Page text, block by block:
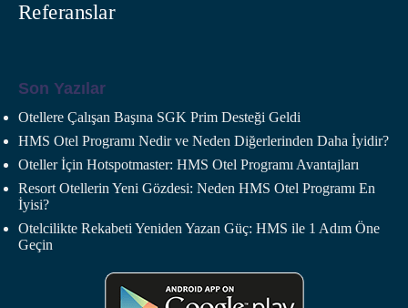
Referanslar
Son Yazılar
Otellere Çalışan Başına SGK Prim Desteği Geldi
HMS Otel Programı Nedir ve Neden Diğerlerinden Daha İyidir?
Oteller İçin Hotspotmaster: HMS Otel Programı Avantajları
Resort Otellerin Yeni Gözdesi: Neden HMS Otel Programı En
İyisi?
Otelcilikte Rekabeti Yeniden Yazan Güç: HMS ile 1 Adım Öne
Geçin